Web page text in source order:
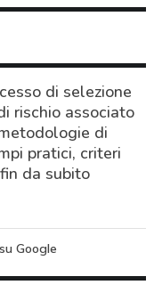
di selezione
rischio associato
di
pratici, criteri
da subito
Google